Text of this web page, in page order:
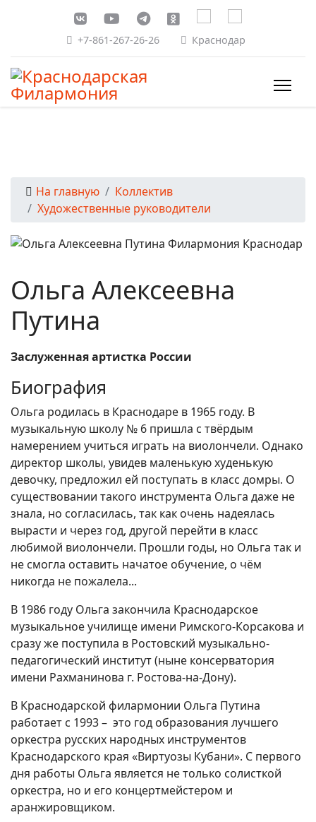
+7-861-267-26-26 Краснодар
На главную
Коллектив
Художественные руководители
Ольга Алексеевна
Путина
Заслуженная артистка России
Биография
Ольга родилась в Краснодаре в 1965 году. В
музыкальную школу № 6 пришла с твёрдым
намерением учиться играть на виолончели. Однако
директор школы, увидев маленькую худенькую
девочку, предложил ей поступать в класс домры. О
существовании такого инструмента Ольга даже не
знала, но согласилась, так как очень надеялась
вырасти и через год, другой перейти в класс
любимой виолончели. Прошли годы, но Ольга так и
не смогла оставить начатое обучение, о чём
никогда не пожалела...
В 1986 году Ольга закончила Краснодарское
музыкальное училище имени Римского-Корсакова и
сразу же поступила в Ростовский музыкально-
педагогический институт (ныне консерватория
имени Рахманинова г. Ростова-на-Дону).
В Краснодарской филармонии Ольга Путина
работает с 1993 – это год образования лучшего
оркестра русских народных инструментов
Краснодарского края «Виртуозы Кубани». С первого
дня работы Ольга является не только солисткой
оркестра, но и его концертмейстером и
аранжировщиком.